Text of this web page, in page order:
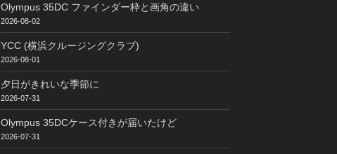
Olympus 35DC ファインダー枠と画角の違い
2026-08-02
YCC (横浜クルージングクラブ)
2026-08-01
夕日がきれいな季節に
2026-07-31
Olympus 35DCケース付きが届いたけど
2026-07-31